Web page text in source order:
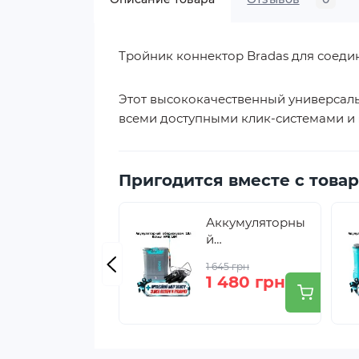
Тройник коннектор Bradas для
Этот высококачественный
всеми доступными клик-системами и
Пригодится вместе с
Аккумуляторны
й
10л (миксер для
смешивания)
Riker HPS10M
1 645 грн
1 480 грн